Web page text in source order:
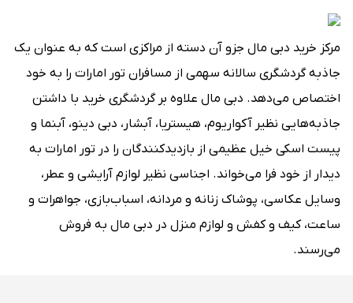
مرکز خرید دبی مال جزو آن دسته از مراکزی است که به عنوان یک
جاذبه گردشگری سالانه سهمی از مسافران تور امارات را به خود
اختصاص می‌دهد. دبی مال علاوه بر گردشگری خرید با داشتن
جاذبه‌هایی نظیر آکواریوم، هیستریا، آبشار، دبی دینو، آبنما و
پیست اسکی خیل عظیمی از بازدیدکنندگان را در تور امارات به
دیدار از خود فرا می‌خواند. اجناسی نظیر لوازم آرایشی و عطر،
وسایل عکاسی، پوشاک زنانه و مردانه، اسباب‌بازی، جواهرات و
ساعت، کیف و کفش و لوازم منزل در دبی مال به فروش
می‌رسند.